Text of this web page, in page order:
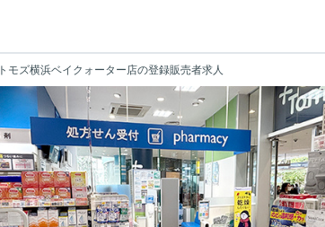
トモズ横浜ベイクォーター店の登録販売者求人